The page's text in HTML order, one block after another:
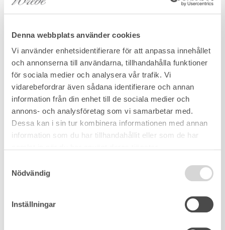
Denna webbplats använder cookies
Vi använder enhetsidentifierare för att anpassa innehållet
och annonserna till användarna, tillhandahålla funktioner
för sociala medier och analysera vår trafik. Vi
vidarebefordrar även sådana identifierare och annan
information från din enhet till de sociala medier och
annons- och analysföretag som vi samarbetar med.
Dessa kan i sin tur kombinera informationen med annan
information som du har tillhandahållit eller som de har
Nödvändig
Inställningar